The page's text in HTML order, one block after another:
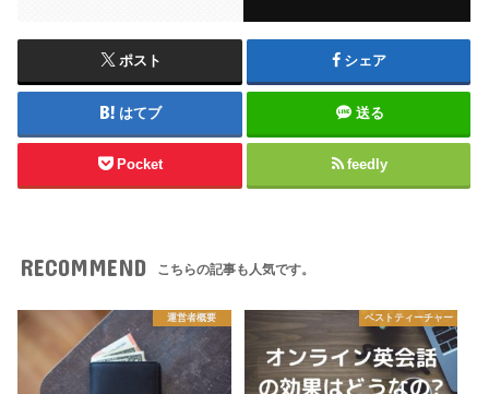
ポスト シェア
はてブ 送る
Pocket feedly
RECOMMEND こちらの記事も人気です。
運営者概要 ベストティーチャー